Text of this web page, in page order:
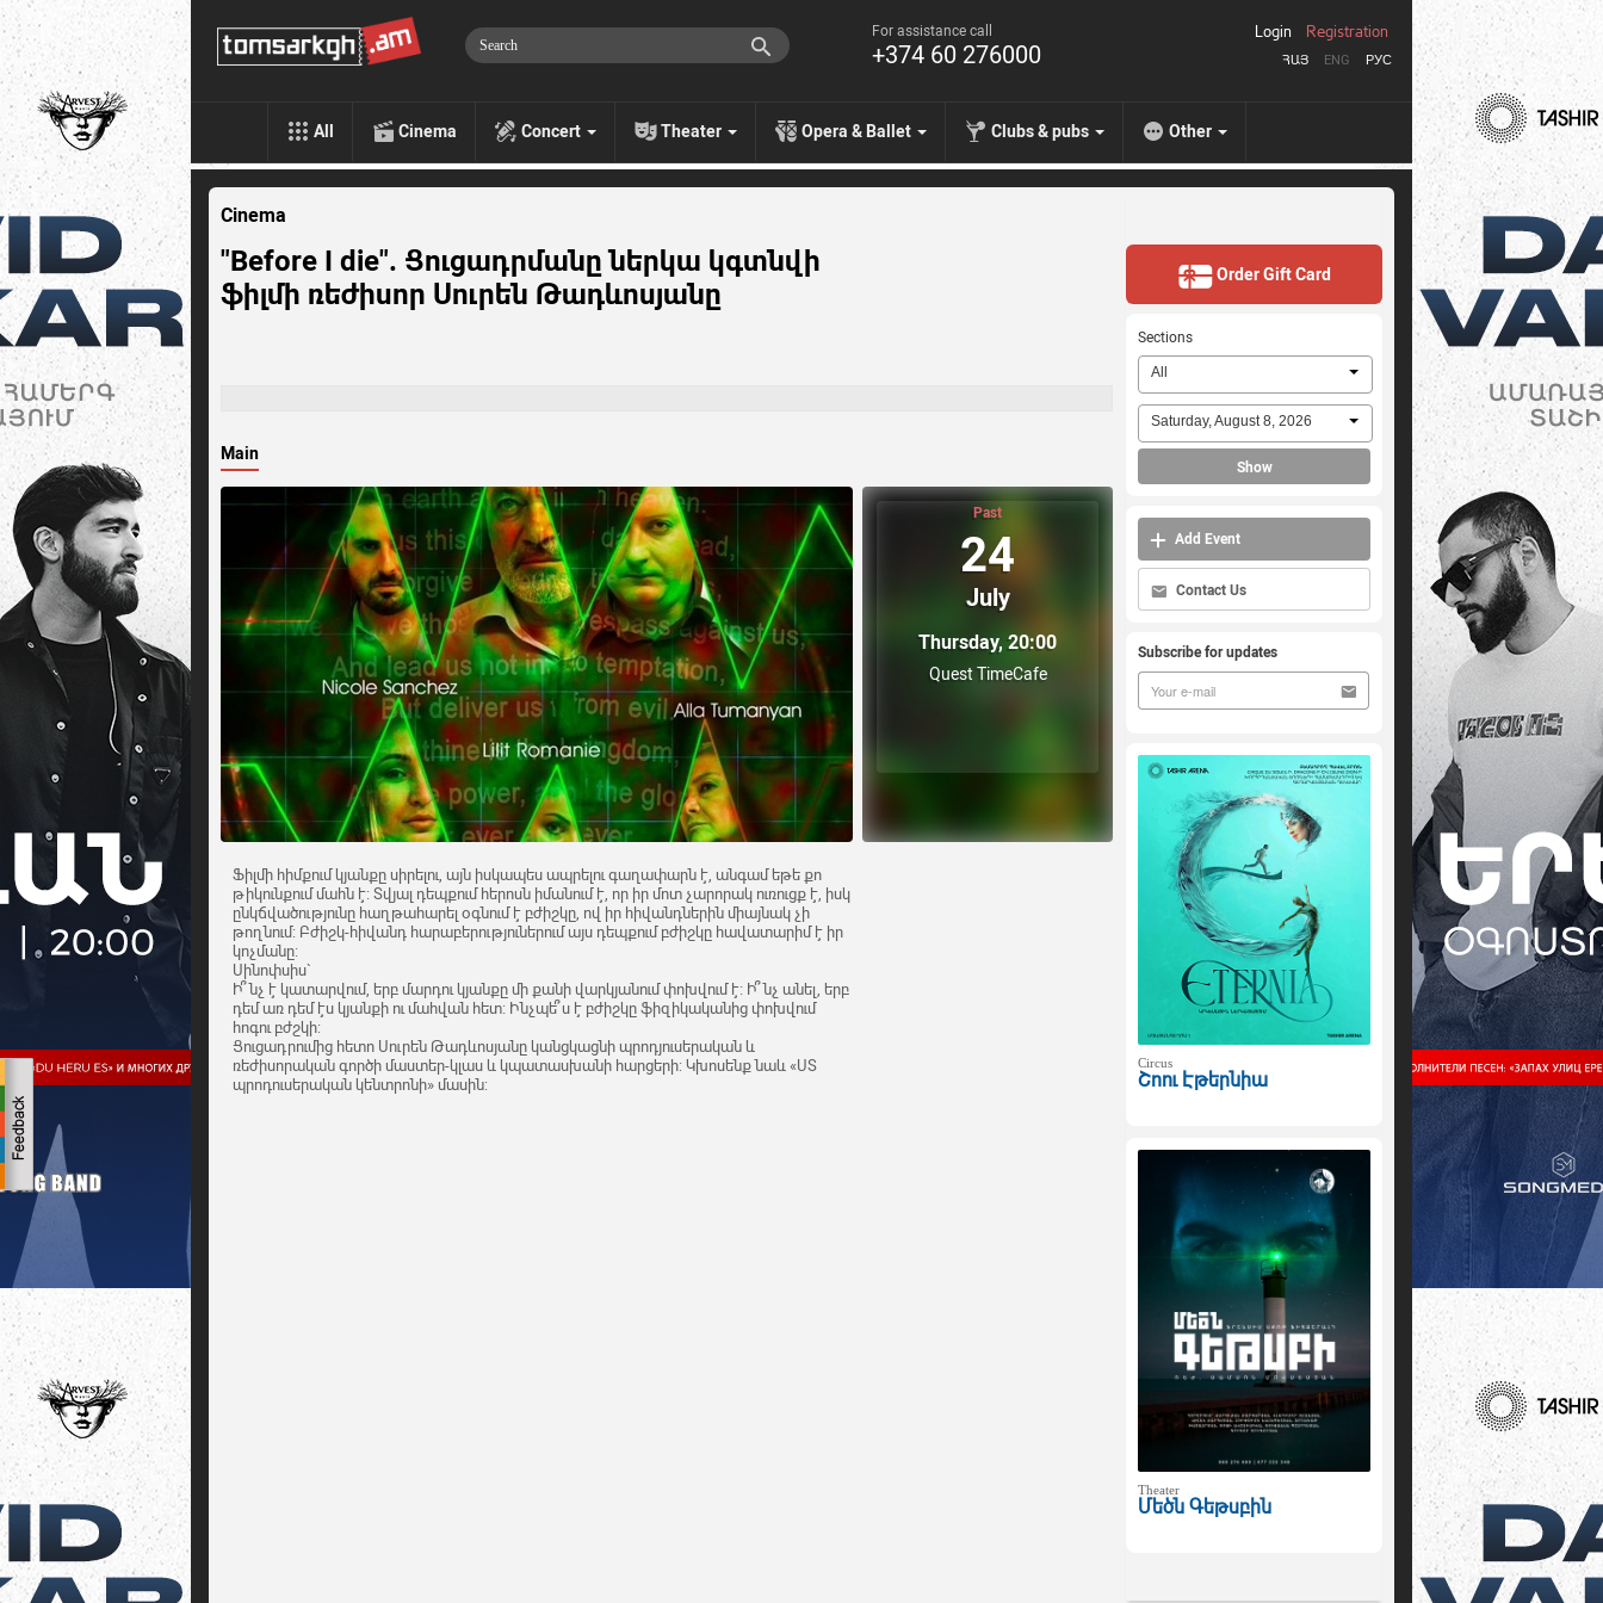
For assistance call
+374 60 276000 ՀԱՅ ENG РУС
Login Registration
All Cinema Concert Theater Opera & Ballet Clubs & pubs Other
Cinema
"Before I die". Ցուցադրմանը ներկա կգտնվի
ֆիլմի ռեժիսոր Սուրեն Թադևոսյանը
Main
Past
24
July
Thursday, 20:00
Quest TimeCafe
Ֆիլմի հիմքում կյանքը սիրելու, այն իսկապես ապրելու գաղափարն է, անգամ եթե քո
թիկունքում մահն է: Տվյալ դեպքում հերոսն իմանում է, որ իր մոտ չարորակ ուռուցք է, իսկ
ընկճվածությունը հաղթահարել օգնում է բժիշկը, ով իր հիվանդներին միայնակ չի
թողնում: Բժիշկ-հիվանդ հարաբերություներում այս դեպքում բժիշկը հավատարիմ է իր
կոչմանը:
Սինոփսիս`
Ի՞նչ է կատարվում, երբ մարդու կյանքը մի քանի վարկյանում փոխվում է: Ի՞նչ անել, երբ
դեմ առ դեմ էս կյանքի ու մահվան հետ: Ինչպե՞ս է բժիշկը ֆիզիկականից փոխվում
հոգու բժշկի:
Ցուցադրումից հետո Սուրեն Թադևոսյանը կանցկացնի պրոդյուսերական և
ռեժիսորական գործի մաստեր-կլաս և կպատասխանի հարցերի: Կխոսենք նաև «ՍՏ
պրոդուսերական կենտրոնի» մասին:
Order Gift Card
Sections
All
Saturday, August 8, 2026
Show
Add Event
Contact Us
Subscribe for updates
Circus
Շոու Էթերնիա
Theater
Մեծն Գեթսբին